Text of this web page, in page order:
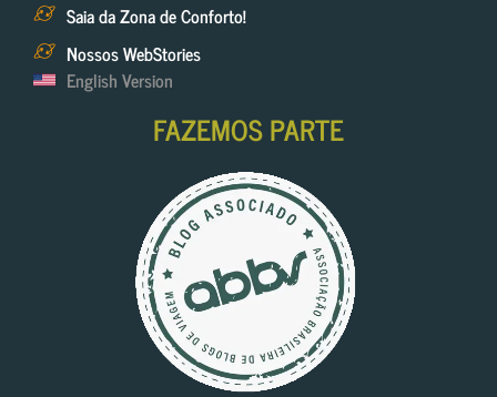
Saia da Zona de Conforto!
Nossos WebStories
English Version
FAZEMOS PARTE